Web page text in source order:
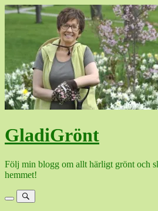
Hoppa
GladiGrönt
Följ min blogg om allt härligt grönt och
hemmet!
MenySök